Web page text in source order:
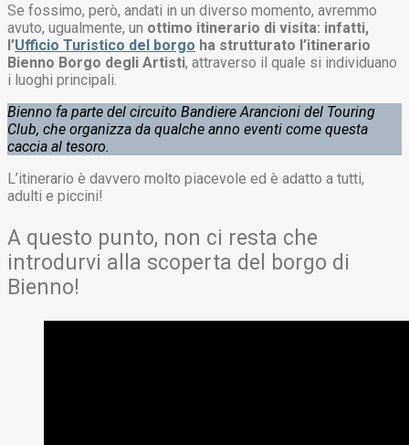
Se fossimo, però, andati in un diverso momento, avremmo
avuto, ugualmente, un ottimo itinerario di visita: infatti,
l’Ufficio Turistico del borgo ha strutturato l’itinerario
Bienno Borgo degli Artisti, attraverso il quale si individuano
i luoghi principali.
Bienno fa parte del circuito Bandiere Arancioni del Touring
Club, che organizza da qualche anno eventi come questa
caccia al tesoro.
L’itinerario è davvero molto piacevole ed è adatto a tutti,
adulti e piccini!
A questo punto, non ci resta che
introdurvi alla scoperta del borgo di
Bienno!